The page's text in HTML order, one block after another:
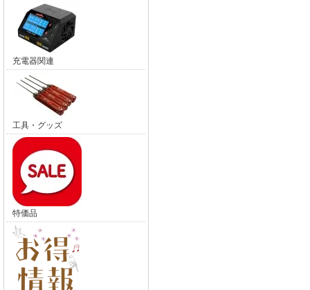
充電器関連
工具・グッズ
特価品